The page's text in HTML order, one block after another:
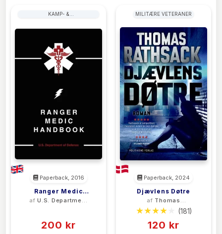
KAMP- &
MANUALER
Paperback, 2016
Ranger Medic
Handbook
af U.S. Department
200 kr
MILITÆRE VETERANER
Paperback, 2024
Djævlens Døtre
af Thomas
Rathsack (181)
120 kr